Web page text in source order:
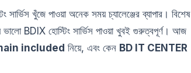
সার্ভিস খুঁজে পাওয়া অনেক সময় চ্যালেঞ্জের ব্যাপার। বিশেষ
ভালো BDIX হোস্টিং সার্ভিস পাওয়া খুবই গুরুত্বপূর্ণ। আজ
included নিয়ে, এবং কেন BD IT CENTER